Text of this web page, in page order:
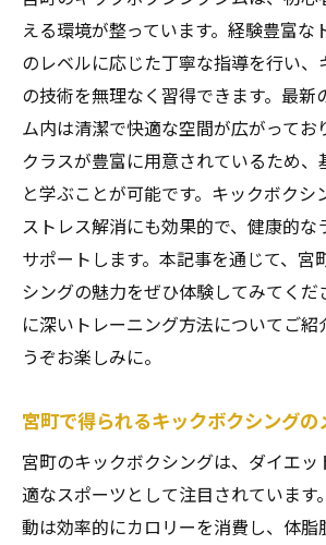
引き締まった体を作るキック
秘訣
宮町で得られる理想のフィ
キックボクシングで理想の
宮町でのキックボクシング
引き締まる体の変化を実感
シング
宮町でのトレーニング計画
続けやすい！仙台市のキックボ
エット成功
続けやすいキックボクシング
仙台市でのキックボクシング
にあり
挫折しないためのキックボ
える環境が整っています。経験豊富な
のレベルに応じた丁寧な指導を行い
の技術を無理なく習得できます。最新
ム内は清潔で快適な空間が広がってお
クラスが豊富に用意されているため、
と学ぶことが可能です。キックボクシ
ストレス解消にも効果的で、健康的な
サポートします。本記事を通じて、宮
シングの魅力をぜひ体験してみてくだ
に深いトレーニング方法についてご紹
うぞお楽しみに。
宮町で得られるキックボクシングの
宮町のキックボクシングは、ダイエッ
適なスポーツとして注目されています
動は効率的にカロリーを消費し、体脂